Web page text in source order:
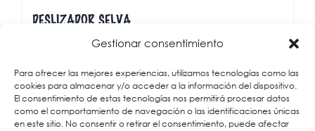
Gestionar consentimiento
Para ofrecer las mejores experiencias, utilizamos tecnologías como las
cookies para almacenar y/o acceder a la información del dispositivo.
El consentimiento de estas tecnologías nos permitirá procesar datos
como el comportamiento de navegación o las identificaciones únicas
en este sitio. No consentir o retirar el consentimiento, puede afectar
DESLIZADOR SELVA
Detalles